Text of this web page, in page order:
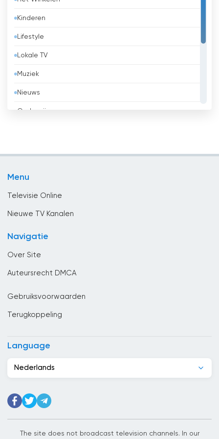
België
Belize
Benin
Bhutan
Bolivia
Bosnië en Herzegovina
Cuba
Cyprus
Duitsland
Egypte
Kinderen
Lifestyle
Lokale TV
Muziek
Nieuws
Onderwijs
Menu
Televisie Online
Nieuwe TV Kanalen
Navigatie
Over Site
Auteursrecht DMCA
Gebruiksvoorwaarden
Terugkoppeling
Language
Nederlands
The site does not broadcast television channels. In our